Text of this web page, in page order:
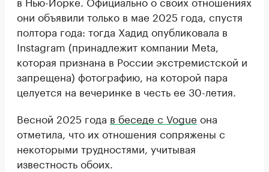
они объявили только в мае 2025 года, спустя
полтора года: тогда Хадид опубликовала в
Instagram (принадлежит компании Meta,
которая признана в России экстремистской и
запрещена) фотографию, на которой пара
целуется на вечеринке в честь ее 30-летия.
Весной 2025 года в беседе с Vogue она
отметила, что их отношения сопряжены с
некоторыми трудностями, учитывая
известность обоих.